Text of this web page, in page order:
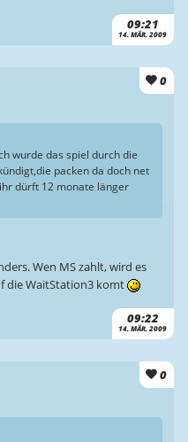
09:21
14. MÄR. 2009
0
09:22
14. MÄR. 2009
wurde das spiel durch die
packen da doch net
dürft 12 monate länger
Wen MS zahlt, wird es
die WaitStation3 komt
0